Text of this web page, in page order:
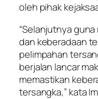
oleh pihak
“Selanjutnya
dan keberadaan
pelimpahan
berjalan lancar
memastikan
tersangka,” kata